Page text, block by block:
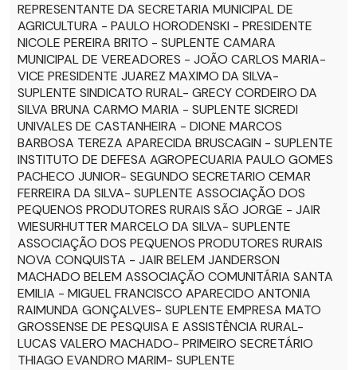
REPRESENTANTE DA SECRETARIA MUNICIPAL DE
AGRICULTURA - PAULO HORODENSKI - PRESIDENTE
NICOLE PEREIRA BRITO - SUPLENTE CAMARA
MUNICIPAL DE VEREADORES - JOÃO CARLOS MARIA-
VICE PRESIDENTE JUAREZ MAXIMO DA SILVA-
SUPLENTE SINDICATO RURAL- GRECY CORDEIRO DA
SILVA BRUNA CARMO MARIA - SUPLENTE SICREDI
UNIVALES DE CASTANHEIRA - DIONE MARCOS
BARBOSA TEREZA APARECIDA BRUSCAGIN - SUPLENTE
INSTITUTO DE DEFESA AGROPECUARIA PAULO GOMES
PACHECO JUNIOR- SEGUNDO SECRETARIO CEMAR
FERREIRA DA SILVA- SUPLENTE ASSOCIAÇÃO DOS
PEQUENOS PRODUTORES RURAIS SÃO JORGE - JAIR
WIESURHUTTER MARCELO DA SILVA- SUPLENTE
ASSOCIAÇÃO DOS PEQUENOS PRODUTORES RURAIS
NOVA CONQUISTA - JAIR BELEM JANDERSON
MACHADO BELEM ASSOCIAÇÃO COMUNITÁRIA SANTA
EMILIA - MIGUEL FRANCISCO APARECIDO ANTONIA
RAIMUNDA GONÇALVES- SUPLENTE EMPRESA MATO
GROSSENSE DE PESQUISA E ASSISTÊNCIA RURAL-
LUCAS VALERO MACHADO- PRIMEIRO SECRETÁRIO
THIAGO EVANDRO MARIM- SUPLENTE